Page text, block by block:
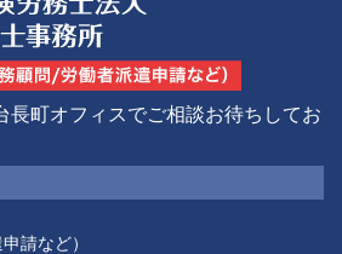
長町オフィスでご相談お待ちしてお
請など）